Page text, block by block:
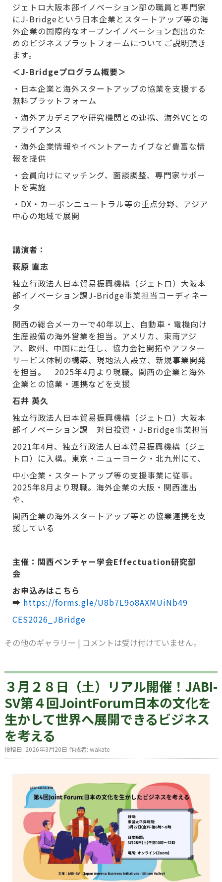
ジェトロ大阪本部イノベーション部の職員と専門家
にJ-Bridgeという日本企業とスタートアップ等の海
外企業の国際的なオープンイノベーション創出のた
めのビジネスプラットフォームについてご説明頂き
ます。
＜J-Bridgeプログラム概要＞
・日本企業と海外スタートアップの協業を支援する
無料プラットフォーム
・海外アカデミアや研究機関との連携、海外VCとの
アライアンス
・海外企業情報やイベントアーカイブなど豊富な情
報を提供
・会員向けにマッチング、面談調整、専門家サポー
トを実施
・DX・カーボンニュートラル等の重点分野、アジア
中心の地域で展開
講演者：
萩原 直志
独立行政法人日本貿易振興機構（ジェトロ）大阪本
部イノベーション課J-Bridge事業担当コーディネー
タ
関西の総合メーカーで40年以上、自動車・電機向け
生産設備の海外営業を担当。アメリカ、東南アジ
ア、欧州、中国に赴任し、協力会社開拓やアフター
サービス体制の構築、現地法人設立、新規事業開発
を担当。 2025年4月より現職。関西の企業と海外
企業との協業・連携などを支援
石井 英久
独立行政法人日本貿易振興機構（ジェトロ）大阪本
部イノベーション課 対日投資・J-Bridge事業担当
2021年4月、独立行政法人日本貿易振興機構（ジェ
トロ）に入構。東京・ニューヨーク・北九州にて、
中小企業・スタートアップ等の支援事業に従事。
2025年8月より現職。海外企業の大阪・関西進出
や、
関西企業の海外スタートアップ等との協業連携を支
援している
主催：関西ベンチャー学会Effectuation研究部
会
お申込みはこちら
➡ https://forms.gle/U8b7L9o8AXMUiNb49
CES2026_JBridge
その他のギャラリー | コメントは受け付けていません。
３月２８日（土）リアル開催！JABI-
SV第４回JointForum日本の文化を
生かして世界へ展開できるビジネス
を考える
投稿日: 2026年3月20日 作成者: wakate